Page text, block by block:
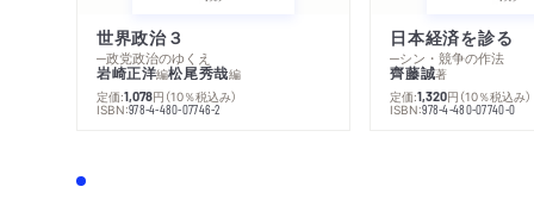
世界政治３
─政党政治のゆくえ
岩崎正洋編松尾秀哉編
定価:1,078円 （10％税込み）
ISBN:978-4-480-07746-2
日本経済を診る
─シン・競争の作法
齊藤誠著
定価:1,320円 （10％税込み）
ISBN:978-4-480-07740-0